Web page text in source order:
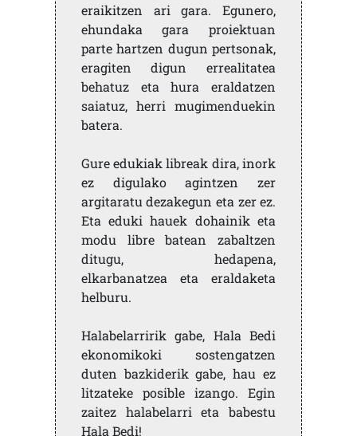
eraikitzen ari gara. Egunero,
ehundaka gara proiektuan
parte hartzen dugun pertsonak,
eragiten digun errealitatea
behatuz eta hura eraldatzen
saiatuz, herri mugimenduekin
batera.
Gure edukiak libreak dira, inork
ez digulako agintzen zer
argitaratu dezakegun eta zer ez.
Eta eduki hauek dohainik eta
modu libre batean zabaltzen
ditugu, hedapena,
elkarbanatzea eta eraldaketa
helburu.
Halabelarririk gabe, Hala Bedi
ekonomikoki sostengatzen
duten bazkiderik gabe, hau ez
litzateke posible izango. Egin
zaitez halabelarri eta babestu
Hala Bedi!